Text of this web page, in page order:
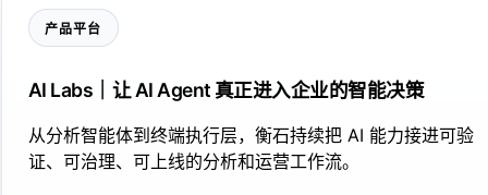
产品平台
AI Labs｜让 AI Agent 真正进入企业的智能决策
从分析智能体到终端执行层，衡石持续把 AI 能力接进可验
证、可治理、可上线的分析和运营工作流。